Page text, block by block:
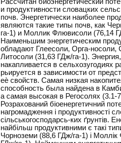
и продуктивности словацких
почв. Энергетически наиболее
являются такие типы почв, как
га-1) и Moллик Флювисоли (76,14
Наименьшим энергетическим
обладают Глеесоли, Орга-носоли,
Литосоли (31,63 ГДж/га-1).
накапливается в сельхозугодиях
рьируется в зависимости от
еѐ свойств. Самая низкая
способность была найдена в
а самая высокая в Регосолях (3.1-
Розрахований біоенергетичний
нагромадження і продуктивності
сільськогосподарсь-ких ґрунтів.
найбільш продуктивними є такі
Чорноземи (88,6 ГДж/га-1) і Moллік